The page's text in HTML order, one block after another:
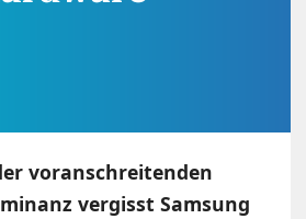
voranschreitenden
vergisst Samsung